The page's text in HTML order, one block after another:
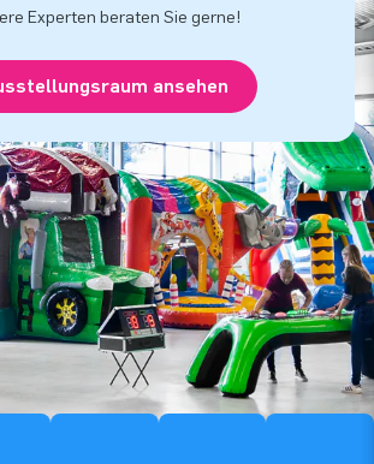
Experten beraten Sie gerne!
ansehen